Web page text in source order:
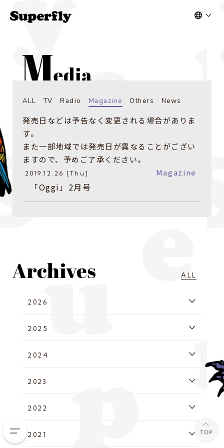
ALL TV Radio Magazine Others News
発売日などは予告なく変更される場合がありま
す。
また一部地域では発売日が異なることがござい
ますので、予めご了承ください。
2019.12.26 [Thu] Magazine
​「Oggi」2月号
ALL
2026
2025
2024
2023
2022
2021